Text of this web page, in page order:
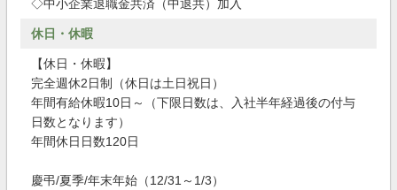
◇中小企業退職金共済（中退共）加入
休日・休暇
【休日・休暇】
完全週休2日制（休日は土日祝日）
年間有給休暇10日～（下限日数は、入社半年経過後の付与
日数となります）
年間休日日数120日
慶弔/夏季/年末年始（12/31～1/3）